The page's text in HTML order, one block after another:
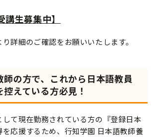
講生募集中】
り詳細のご確認をお願いいたします。
師の方で、これから日本語教員
えている方必見！
て現在勤務されている方の『登録日本
応援するため、行知学園 日本語教師養